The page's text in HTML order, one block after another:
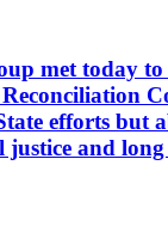
met today
efforts but
and long